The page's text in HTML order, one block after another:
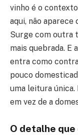
vinho é o
aqui, não
Surge com outra
mais quebrada. E
entra como
pouco
uma leitura única.
em vez de a
O detalhe que